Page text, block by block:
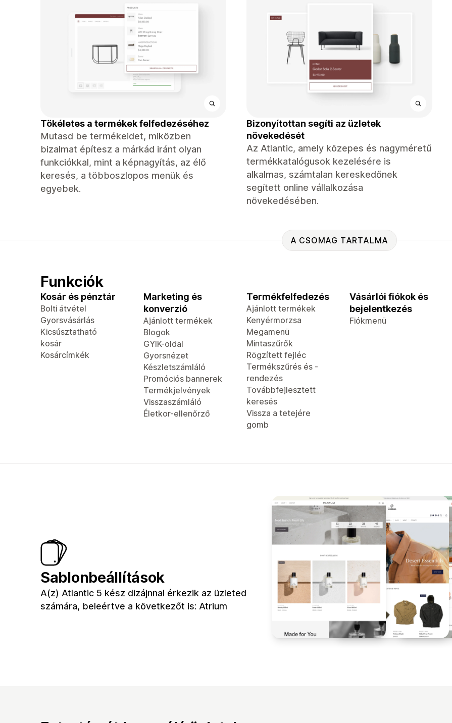
Tökéletes a termékek felfedezéséhez
Mutasd be termékeidet, miközben
bizalmat építesz a márkád iránt olyan
funkciókkal, mint a képnagyítás, az élő
keresés, a többoszlopos menük és
egyebek.
Bizonyítottan segíti az üzletek
növekedését
Az Atlantic, amely közepes és nagyméretű
termékkatalógusok kezelésére is
alkalmas, számtalan kereskedőnek
segített online vállalkozása
növekedésében.
A CSOMAG TARTALMA
Funkciók
Kosár és pénztár
Bolti átvétel
Gyorsvásárlás
Kicsúsztatható
kosár
Kosárcímkék
Marketing és
konverzió
Ajánlott termékek
Blogok
GYIK-oldal
Gyorsnézet
Készletszámláló
Promóciós bannerek
Termékjelvények
Visszaszámláló
Életkor-ellenőrző
Termékfelfedezés
Ajánlott termékek
Kenyérmorzsa
Megamenü
Mintaszűrők
Rögzített fejléc
Termékszűrés és -
rendezés
Továbbfejlesztett
keresés
Vissza a tetejére
gomb
Vásárlói fiókok és
bejelentkezés
Fiókmenü
Sablonbeállítások
A(z) Atlantic 5 kész dizájnnal érkezik az üzleted
számára, beleértve a következőt is: Atrium